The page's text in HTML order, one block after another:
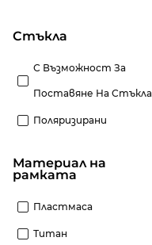
стъкла
С Възможност За
Поставяне На Стъкла
Поляризирани
материал на
рамката
Пластмаса
Титан